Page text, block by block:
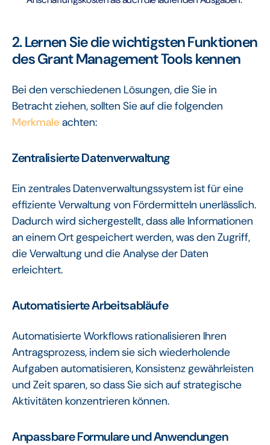
2. Lernen Sie die wichtigsten Funktionen
des Grant Management Tools kennen
Bei den verschiedenen Lösungen, die Sie in
Betracht ziehen, sollten Sie auf die folgenden
Merkmaleachten:
Zentralisierte Datenverwaltung
Ein zentrales Datenverwaltungssystem ist für eine
effiziente Verwaltung von Fördermitteln unerlässlich.
Dadurch wird sichergestellt, dass alle Informationen
an einem Ort gespeichert werden, was den Zugriff,
die Verwaltung und die Analyse der Daten
erleichtert.
Automatisierte Arbeitsabläufe
Automatisierte Workflows rationalisieren Ihren
Antragsprozess, indem sie sich wiederholende
Aufgaben automatisieren, Konsistenz gewährleisten
und Zeit sparen, so dass Sie sich auf strategische
Aktivitäten konzentrieren können.
Anpassbare Formulare und Anwendungen